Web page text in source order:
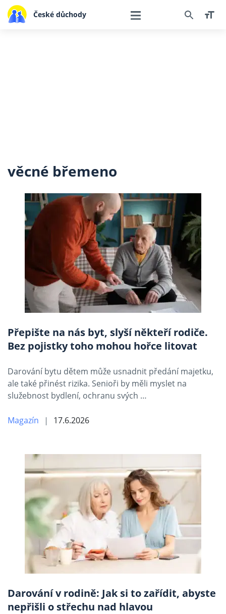
České důchody
věcné břemeno
Přepište na nás byt, slyší někteří rodiče.
Bez pojistky toho mohou hořce litovat
Darování bytu dětem může usnadnit předání majetku,
ale také přinést rizika. Senioři by měli myslet na
služebnost bydlení, ochranu svých …
Magazín 17.6.2026
Darování v rodině: Jak si to zařídit, abyste
nepřišli o střechu nad hlavou